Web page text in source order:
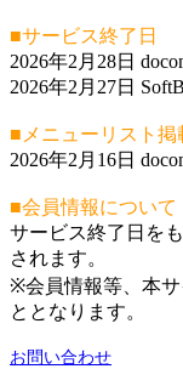
■サービス終了日
2026年2月28日
2026年2月27日
■メニューリスト掲
2026年2月16日
■会員情報について
サービス終了日を
されます。
※会員情報等、本サ
ととなります。
お問い合わせ